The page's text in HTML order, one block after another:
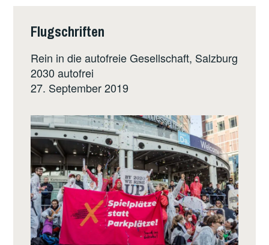
Flugschriften
Rein in die autofreie Gesellschaft, Salzburg
2030 autofrei
27. September 2019